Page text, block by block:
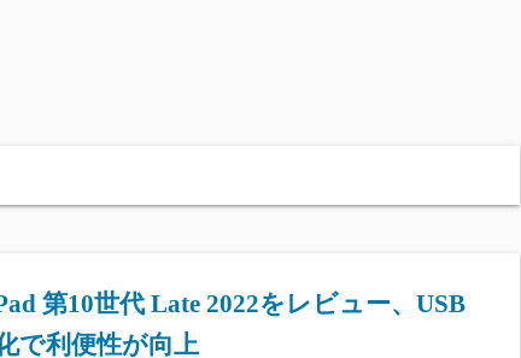
第10世代 Late 2022をレビュー、USB
で利便性が向上